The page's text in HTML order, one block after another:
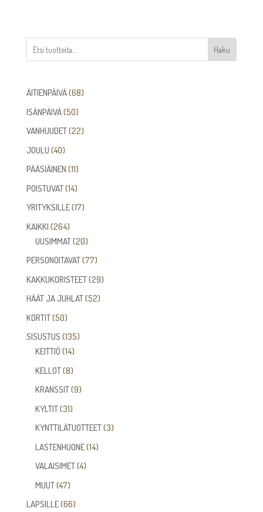
Haku
ÄITIENPÄIVÄ 6868
ISÄNPÄIVÄ 5050
tuotetta
VANHUUDET 2222
JOULU 4040
tuotetta
PÄÄSIÄINEN 1111
tuotetta
POISTUVAT 1414
tuotetta
YRITYKSILLE 1717
KAIKKI 264264
tuotetta
UUSIMMAT 2020
tuotetta
PERSONOITAVAT 7777
tuotetta
KAKKUKORISTEET 2929
HÄÄT JA JUHLAT 5252
KORTIT 5050
tuotetta
SISUSTUS 135135
KEITTIÖ 1414
tuotetta
KELLOT 88
tuotetta
KRANSSIT 99
KYLTIT 3131
tuotetta
KYNTTILÄTUOTTEET 33
LASTENHUONE 1414
VALAISIMET 44
MUUT 4747
tuotetta
LAPSILLE 6666